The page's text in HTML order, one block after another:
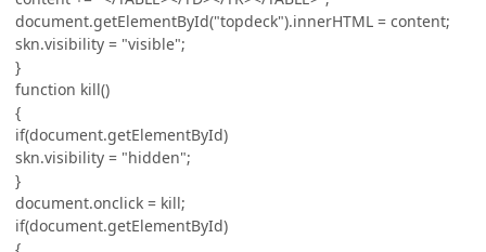
document.getElementById("topdeck").innerHTML = content;
skn.visibility = "visible";
}
function kill()
{
if(document.getElementById)
skn.visibility = "hidden";
}
document.onclick = kill;
if(document.getElementById)